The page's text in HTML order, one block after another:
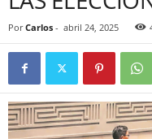
Por Carlos - abril 24, 2025